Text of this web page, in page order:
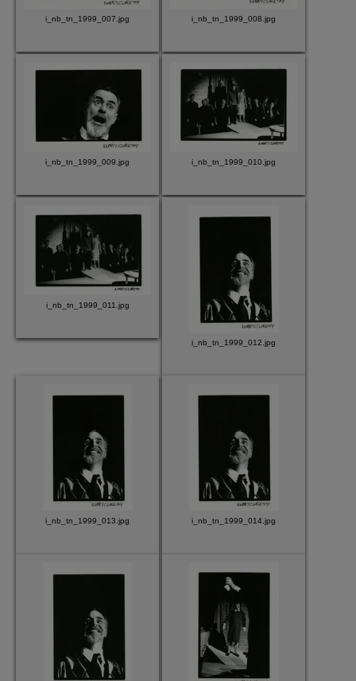
i_nb_tn_1999_007.jpg i_nb_tn_1999_008.jpg
i_nb_tn_1999_009.jpg i_nb_tn_1999_010.jpg
i_nb_tn_1999_011.jpg
i_nb_tn_1999_012.jpg
i_nb_tn_1999_013.jpg i_nb_tn_1999_014.jpg